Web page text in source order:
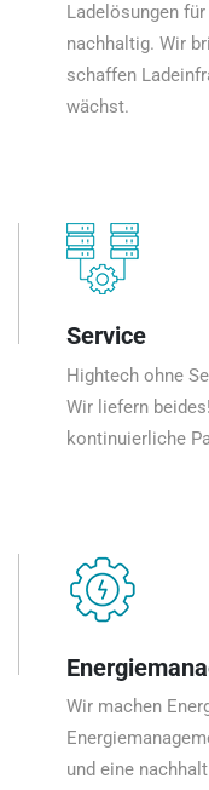
Ladelösungen
nachhaltig. Wir
schaffen
wächst.
Service
Hightech ohne
Wir liefern
kontinuierliche
Wir machen
und eine